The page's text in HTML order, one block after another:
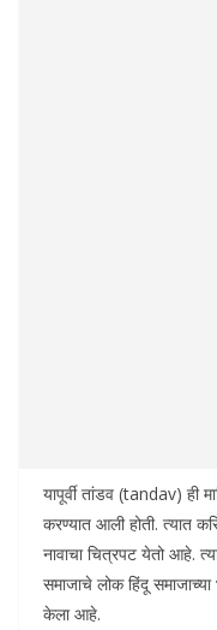
यापूर्वी तांडव (tandav) ही
करण्यात आली होती. त्यात
नावाचा चित्रपट येतो आहे.
समाजाचे लोक हिंदू
केला आहे.